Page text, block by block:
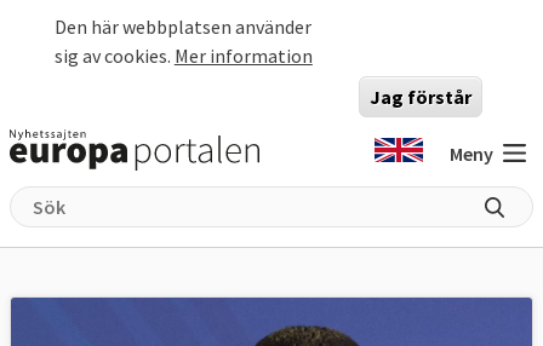
Den här webbplatsen använder
sig av cookies. Mer information
Jag förstår
Meny